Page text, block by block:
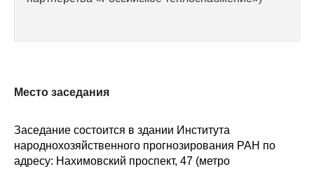
Информация для авторов
Место заседания
Заседание состоится в здании Института
народнохозяйственного прогнозирования РАН по
адресу: Нахимовский проспект, 47 (метро